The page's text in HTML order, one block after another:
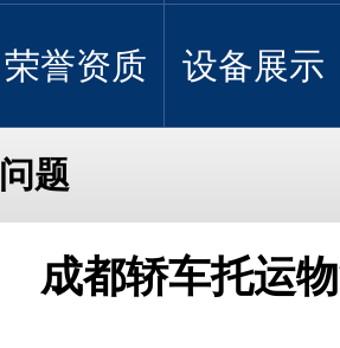
荣誉资质 设备展示
题
成都轿车托运